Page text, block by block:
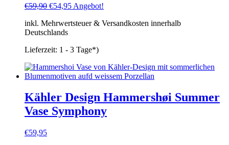
€59,90 Ursprünglicher
war:
€59,90
€54,95Aktueller
ist:
Angebot!
inkl. Mehrwertsteuer & Versandkosten innerhalb
Deutschlands
Lieferzeit: 1 - 3 Tage*)
Kähler Design Hammershøi Summer
Vase Symphony
€59,95